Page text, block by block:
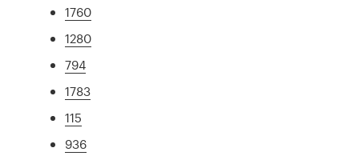
1760
1280
794
1783
115
936